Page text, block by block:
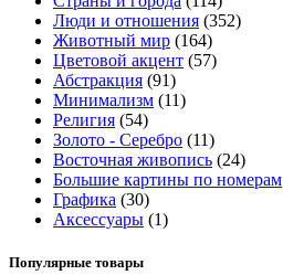
Люди и отношения (352)
Животный мир (164)
Цветовой акцент (57)
Абстракция (91)
Минимализм (11)
Религия (54)
Золото - Серебро (11)
Восточная живопись (24)
Большие картины по номерам
Графика (30)
Аксессуары (1)
Популярные товары